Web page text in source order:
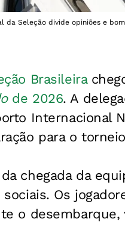
da Seleção divide opiniões e
Brasileira
de 2026. A
Internacional
para o
chegada da
sociais. Os
o